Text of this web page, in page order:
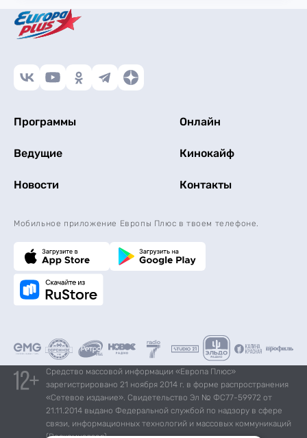
Программы Онлайн
Ведущие Кинокайф
Новости Контакты
Мобильное приложение Европы Плюс в твоем телефоне.
Средство массовой информации «Европа Плюс»
зарегистрировано 21 ноября 2014 г. в форме распространения
«Сетевое издание». Свидетельство Эл № ФС77-59972 от
21.11.2014 выдано Федеральной службой по надзору в сфере
связи, информационных технологий и массовых коммуникаций